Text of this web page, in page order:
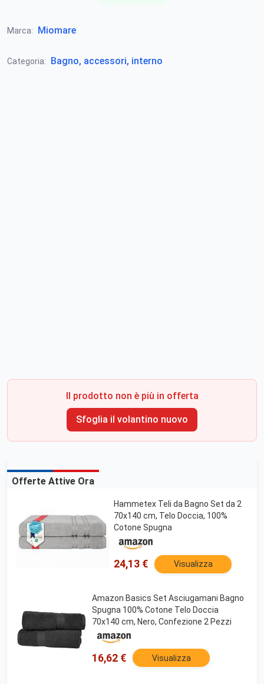
Marca: Miomare
Categoria: Bagno, accessori, interno
Il prodotto non è più in offerta
Sfoglia il volantino nuovo
Offerte Attive Ora
Hammetex Teli da Bagno Set da 2
70x140 cm, Telo Doccia, 100%
Cotone Spugna
24,13 € Visualizza
Amazon Basics Set Asciugamani Bagno
Spugna 100% Cotone Telo Doccia
70x140 cm, Nero, Confezione 2 Pezzi
16,62 € Visualizza